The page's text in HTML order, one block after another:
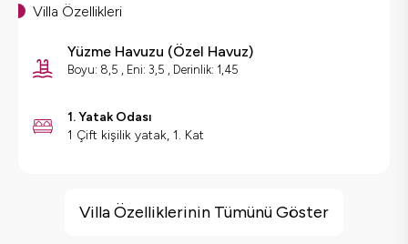
Villa Özellikleri
Yüzme Havuzu (Özel Havuz)
Boyu: 8,5 , Eni: 3,5 , Derinlik: 1,45
1. Yatak Odası
1 Çift kişilik yatak, 1. Kat
Doğa Manzaralı
Villa Özelliklerinin Tümünü Göster